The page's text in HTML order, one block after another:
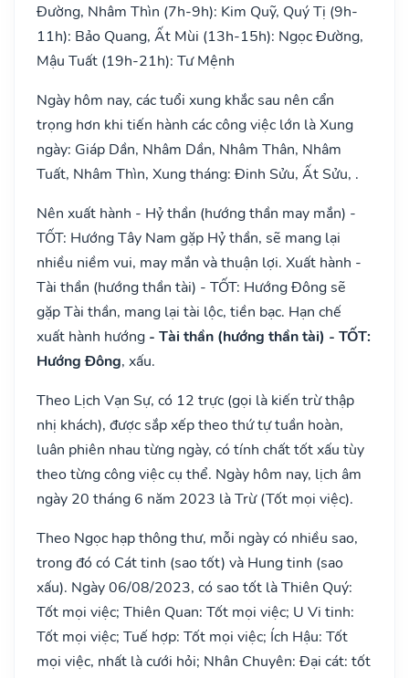
Đường, Nhâm Thìn (7h-9h): Kim Quỹ, Quý Tị (9h-
11h): Bảo Quang, Ất Mùi (13h-15h): Ngọc Đường,
Mậu Tuất (19h-21h): Tư Mệnh
Ngày hôm nay, các tuổi xung khắc sau nên cẩn
trọng hơn khi tiến hành các công việc lớn là Xung
ngày: Giáp Dần, Nhâm Dần, Nhâm Thân, Nhâm
Tuất, Nhâm Thìn, Xung tháng: Đinh Sửu, Ất Sửu, .
Nên xuất hành - Hỷ thần (hướng thần may mắn) -
TỐT: Hướng Tây Nam gặp Hỷ thần, sẽ mang lại
nhiều niềm vui, may mắn và thuận lợi. Xuất hành -
Tài thần (hướng thần tài) - TỐT: Hướng Đông sẽ
gặp Tài thần, mang lại tài lộc, tiền bạc. Hạn chế
xuất hành hướng - Tài thần (hướng thần tài) - TỐT:
Hướng Đông, xấu.
Theo Lịch Vạn Sự, có 12 trực (gọi là kiến trừ thập
nhị khách), được sắp xếp theo thứ tự tuần hoàn,
luân phiên nhau từng ngày, có tính chất tốt xấu tùy
theo từng công việc cụ thể. Ngày hôm nay, lịch âm
ngày 20 tháng 6 năm 2023 là Trừ (Tốt mọi việc).
Theo Ngọc hạp thông thư, mỗi ngày có nhiều sao,
trong đó có Cát tinh (sao tốt) và Hung tinh (sao
xấu). Ngày 06/08/2023, có sao tốt là Thiên Quý:
Tốt mọi việc; Thiên Quan: Tốt mọi việc; U Vi tinh:
Tốt mọi việc; Tuế hợp: Tốt mọi việc; Ích Hậu: Tốt
mọi việc, nhất là cưới hỏi; Nhân Chuyên: Đại cát: tốt